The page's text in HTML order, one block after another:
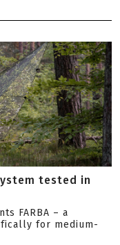
tested in
FARBA – a
for medium-